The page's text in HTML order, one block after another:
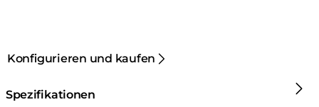
Konfigurieren und kaufen
Spezifikationen